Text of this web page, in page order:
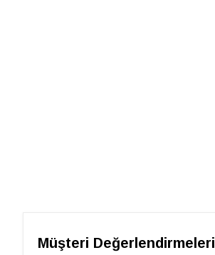
Müşteri Değerlendirmeleri